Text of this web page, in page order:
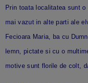
Prin toata localitatea sunt
mai vazut in alte parti ale
Fecioara Maria, ba cu
lemn, pictate si cu o
motive sunt florile de colt,